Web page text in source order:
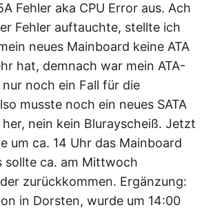
Fehler aka CPU Error aus. Ach
Fehler auftauchte, stellte ich
neues Mainboard keine ATA
hat, demnach war mein ATA-
noch ein Fall für die
musste noch ein neues SATA
nein kein Blurayscheiß. Jetzt
um ca. 14 Uhr das Mainboard
sollte ca. am Mittwoch
zurückkommen. Ergänzung:
in Dorsten, wurde um 14:00